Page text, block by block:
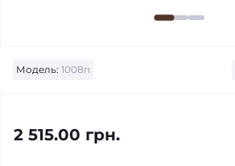
Модель: 1008п
2 515.00 грн.